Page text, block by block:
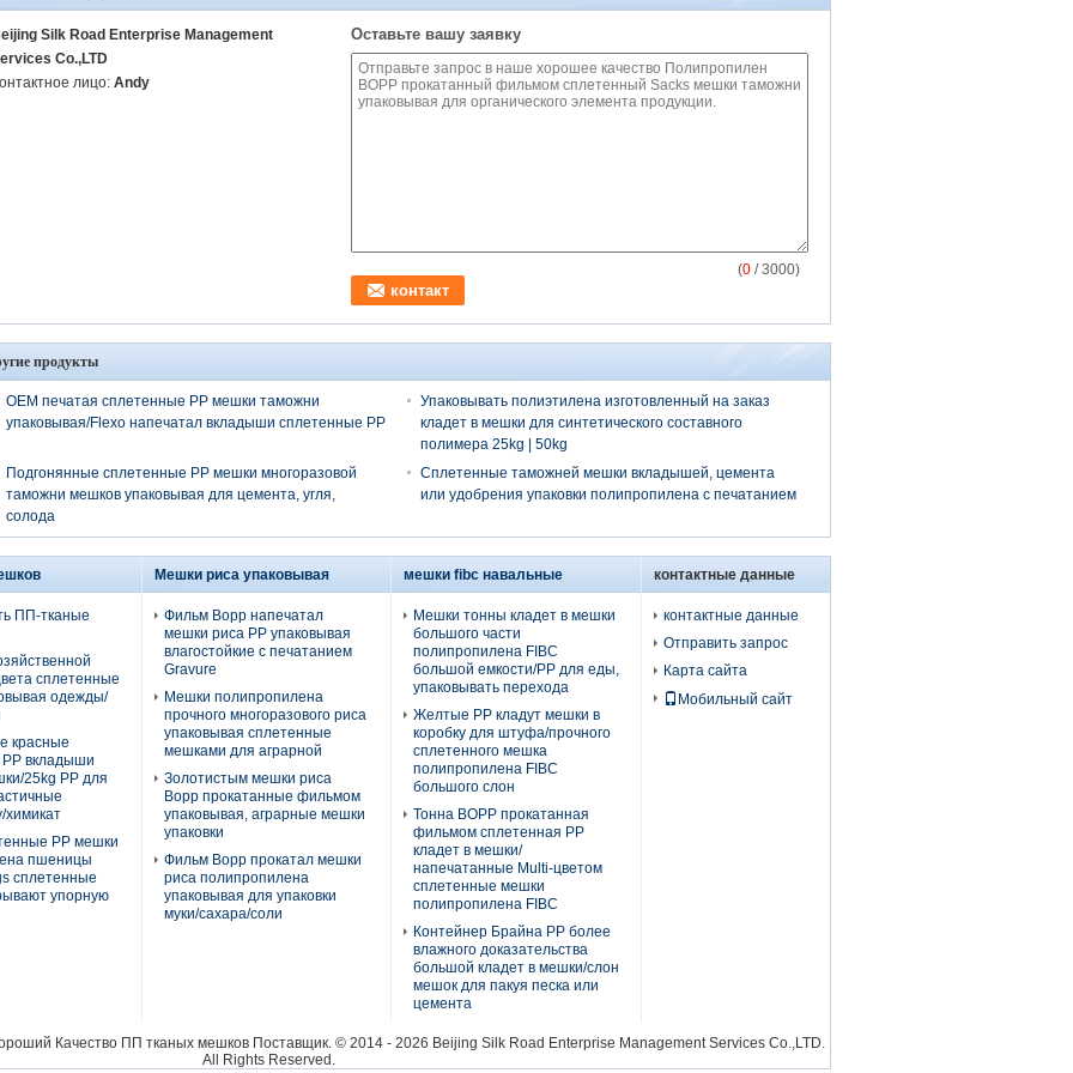
Silk Road Enterprise Management
Co.,LTD
лицо: Andy
Оставьте вашу заявку
(0 / 3000)
продукты
OEM печатая сплетенные PP мешки таможни
упаковывая/Flexo напечатал вкладыши сплетенные PP
Упаковывать полиэтилена изготовленный на заказ
кладет в мешки для синтетического составного
полимера 25kg | 50kg
Подгонянные сплетенные PP мешки многоразовой
таможни мешков упаковывая для цемента, угля,
солода
Сплетенные таможней мешки вкладышей, цемента
или удобрения упаковки полипропилена с печатанием
ПП-тканые
сплетенные
одежды/
красные
вкладыши
25kg PP для
химикат
PP мешки
пшеницы
сплетенные
упорную
Мешки риса упаковывая
Фильм Bopp напечатал
мешки риса PP упаковывая
влагостойкие с печатанием
Gravure
Мешки полипропилена
прочного многоразового риса
упаковывая сплетенные
мешками для аграрной
Золотистым мешки риса
Bopp прокатанные фильмом
упаковывая, аграрные мешки
упаковки
Фильм Bopp прокатал мешки
риса полипропилена
упаковывая для упаковки
муки/сахара/соли
мешки fibc навальные
Мешки тонны кладет в мешки
большого части
полипропилена FIBC
большой емкости/PP для еды,
упаковывать перехода
Желтые PP кладут мешки в
коробку для штуфа/прочного
сплетенного мешка
полипропилена FIBC
большого слон
Тонна BOPP прокатанная
фильмом сплетенная PP
кладет в мешки/
напечатанные Multi-цветом
сплетенные мешки
полипропилена FIBC
Контейнер Брайна PP более
влажного доказательства
большой кладет в мешки/слон
мешок для пакуя песка или
цемента
контактные данные
контактные данные
Отправить запрос
Карта сайта
Мобильный сайт
Качество ПП тканых мешков Поставщик. © 2014 - 2026 Beijing Silk Road Enterprise Management Services Co.,LTD.
All Rights Reserved.